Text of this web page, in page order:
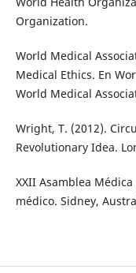
Organization.
World Medical
Medical Ethics. En
World Medical
Wright, T. (2012).
Revolutionary Idea.
XXII Asamblea
médico. Sidney,